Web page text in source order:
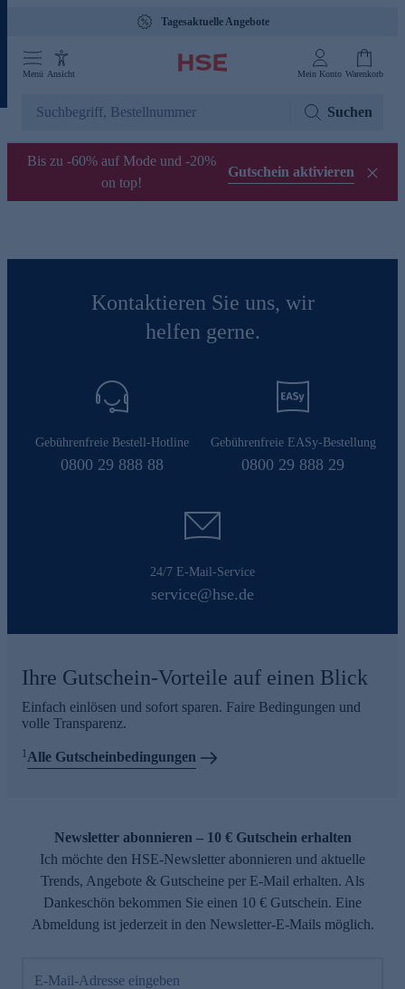
Tagesaktuelle Angebote
Menü Ansicht Mein Konto Warenkorb
Suchen
Bis zu -60% auf Mode und -20%
on top!
Gutschein aktivieren
Kontaktieren Sie uns, wir
helfen gerne.
Gebührenfreie Bestell-Hotline
0800 29 888 88
Gebührenfreie EASy-Bestellung
0800 29 888 29
24/7 E-Mail-Service
service@hse.de
Ihre Gutschein-Vorteile auf einen Blick
Einfach einlösen und sofort sparen. Faire Bedingungen und
volle Transparenz.
1Alle Gutscheinbedingungen
Newsletter abonnieren – 10 € Gutschein erhalten
Ich möchte den HSE-Newsletter abonnieren und aktuelle
Trends, Angebote & Gutscheine per E-Mail erhalten. Als
Dankeschön bekommen Sie einen 10 € Gutschein. Eine
Abmeldung ist jederzeit in den Newsletter-E-Mails möglich.
E-Mail-Adresse eingeben